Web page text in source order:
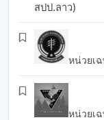
สปป.ลาว)
หน่วยเ
หน่วยเ